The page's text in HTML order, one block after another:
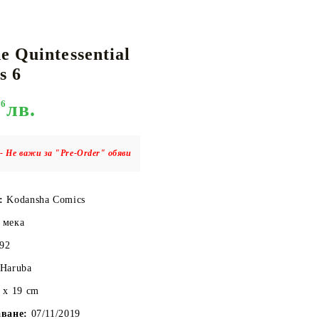
Quintessential
6
лв.
Не важи за "Pre-Order" обяви
Kodansha Comics
мека
x 19 cm
07/11/2019